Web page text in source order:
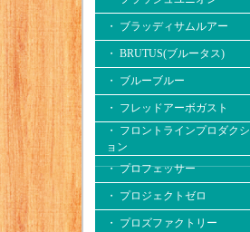
・ ブラッディサムルアー
・ BRUTUS(ブルータス)
・ ブルーブルー
・ フレッドアーボガスト
・ フロントラインプロダクシ
ョン
・ プロフェッサー
・ プロジェクトゼロ
・ プロズファクトリー